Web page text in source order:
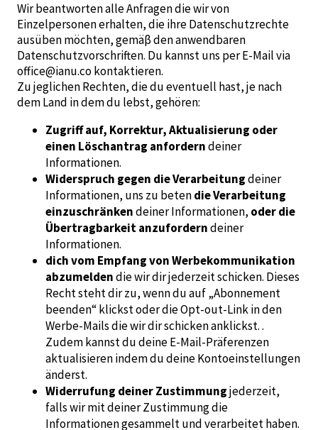
Wir beantworten alle Anfragen die wir von
Einzelpersonen erhalten, die ihre Datenschutzrechte
ausüben möchten, gemäβ den anwendbaren
Datenschutzvorschriften. Du kannst uns per E-Mail via
office@ianu.co kontaktieren.
Zu jeglichen Rechten, die du eventuell hast, je nach
dem Land in dem du lebst, gehören:
Zugriff auf, Korrektur, Aktualisierung oder
einen Löschantrag anforderndeiner
Informationen.
Widerspruch gegen die Verarbeitungdeiner
Informationen, uns zu betendie Verarbeitung
einzuschränkendeiner Informationen, oder die
Übertragbarkeit anzuforderndeiner
Informationen.
dich vom Empfang von Werbekommunikation
abzumeldendie wir dir jederzeit schicken. Dieses
Recht steht dir zu, wenn du auf „Abonnement
beenden“ klickst oder die Opt-out-Link in den
Werbe-Mails die wir dir schicken anklickst. .
Zudem kannst du deine E-Mail-Präferenzen
aktualisieren indem du deine Kontoeinstellungen
änderst.
Widerrufung deiner Zustimmungjederzeit,
falls wir mit deiner Zustimmung die
Informationen gesammelt und verarbeitet haben.